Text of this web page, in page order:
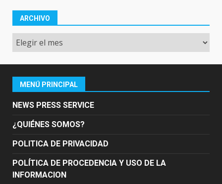
ARCHIVO
Archivo
MENÚ PRINCIPAL
NEWS PRESS SERVICE
¿QUIÉNES SOMOS?
POLITICA DE PRIVACIDAD
POLÍTICA DE PROCEDENCIA Y USO DE LA
INFORMACION